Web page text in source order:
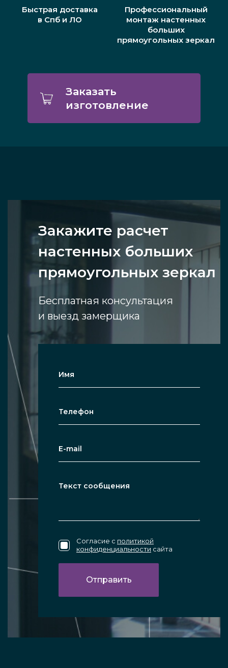
Быстрая доставка
в Спб и ЛО
Профессиональный
монтаж настенных
больших
прямоугольных зеркал
Заказать
изготовление
Закажите расчет
настенных больших
прямоугольных зеркал
Бесплатная консультация
и выезд замерщика
Согласие с политикой
конфиденциальности сайта